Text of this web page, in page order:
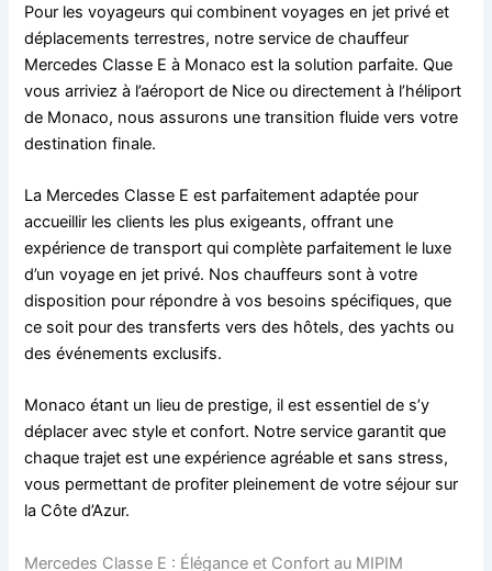
Pour les voyageurs qui combinent voyages en jet privé et
déplacements terrestres, notre service de chauffeur
Mercedes Classe E à Monaco est la solution parfaite. Que
vous arriviez à l’aéroport de Nice ou directement à l’héliport
de Monaco, nous assurons une transition fluide vers votre
destination finale.
La Mercedes Classe E est parfaitement adaptée pour
accueillir les clients les plus exigeants, offrant une
expérience de transport qui complète parfaitement le luxe
d’un voyage en jet privé. Nos chauffeurs sont à votre
disposition pour répondre à vos besoins spécifiques, que
ce soit pour des transferts vers des hôtels, des yachts ou
des événements exclusifs.
Monaco étant un lieu de prestige, il est essentiel de s’y
déplacer avec style et confort. Notre service garantit que
chaque trajet est une expérience agréable et sans stress,
vous permettant de profiter pleinement de votre séjour sur
la Côte d’Azur.
Mercedes Classe E : Élégance et Confort au MIPIM